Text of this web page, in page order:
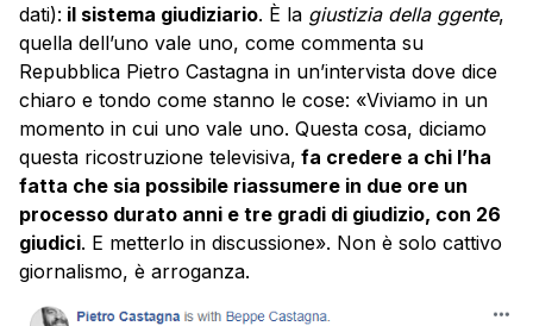
dati): il sistema giudiziario. È la giustizia della ggente,
quella dell’uno vale uno, come commenta su
Repubblica Pietro Castagna in un’intervista dove dice
chiaro e tondo come stanno le cose: «Viviamo in un
momento in cui uno vale uno. Questa cosa, diciamo
questa ricostruzione televisiva, fa credere a chi l’ha
fatta che sia possibile riassumere in due ore un
processo durato anni e tre gradi di giudizio, con 26
giudici. E metterlo in discussione». Non è solo cattivo
giornalismo, è arroganza.